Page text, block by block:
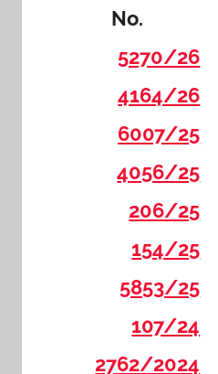
No.
5270/26
4164/26
6007/25
4056/25
206/25
154/25
5853/25
107/24
2762/2024